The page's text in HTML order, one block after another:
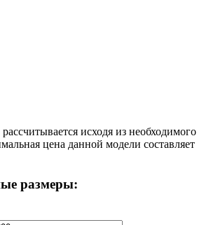
исходя из необходимого
цена данной модели составляет
размеры: